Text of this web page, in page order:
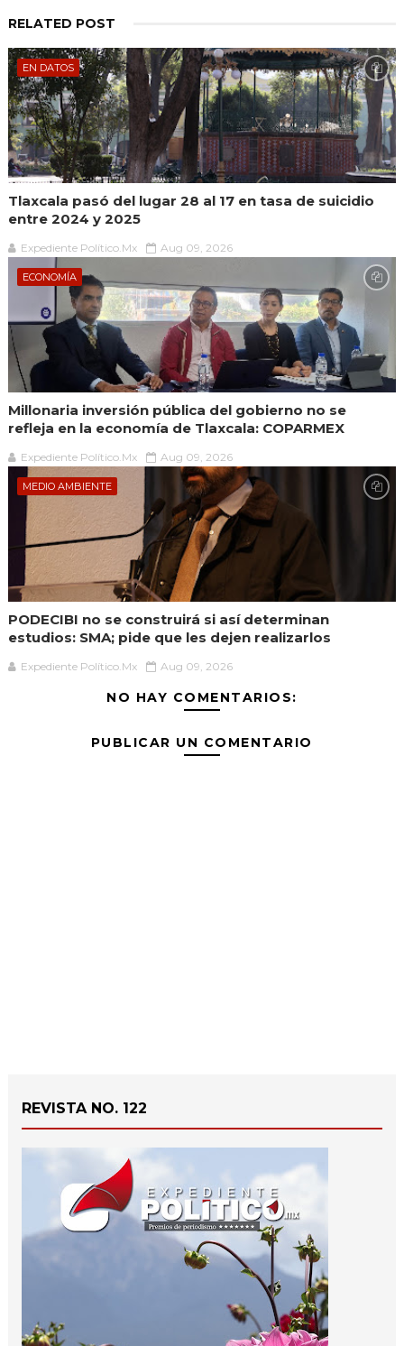
RELATED POST
EN DATOS
Tlaxcala pasó del lugar 28 al 17 en tasa de suicidio
entre 2024 y 2025
Expediente Político.Mx Aug 09, 2026
ECONOMÍA
Millonaria inversión pública del gobierno no se
refleja en la economía de Tlaxcala: COPARMEX
Expediente Político.Mx Aug 09, 2026
MEDIO AMBIENTE
PODECIBI no se construirá si así determinan
estudios: SMA; pide que les dejen realizarlos
Expediente Político.Mx Aug 09, 2026
NO HAY COMENTARIOS:
PUBLICAR UN COMENTARIO
REVISTA NO. 122